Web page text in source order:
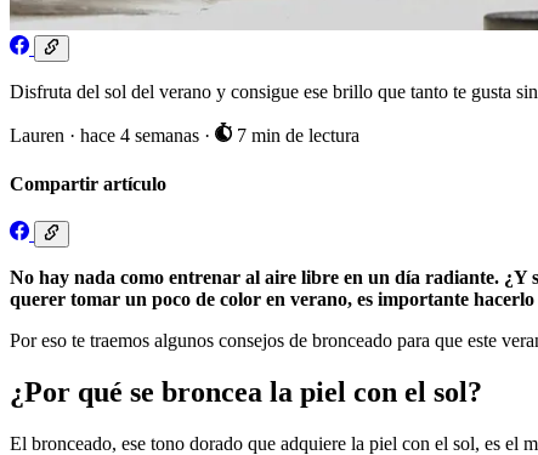
Disfruta del sol del verano y consigue ese brillo que tanto te gusta
Lauren · hace 4 semanas · 7 min de lectura
Compartir artículo
No hay nada como entrenar al aire libre en un día radiante. ¿Y
querer tomar un poco de color en verano, es importante
Por eso te traemos algunos consejos de bronceado para que este
¿Por qué se broncea la piel con el sol?
El bronceado, ese tono dorado que adquiere la piel con el sol, es el